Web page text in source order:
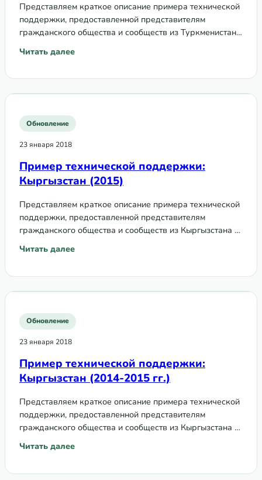
Представляем краткое описание примера технической
поддержки, предоставленной представителям
гражданского общества и сообществ из Туркменистана
в рамках Программы технической поддержки по
вопросам сообществ, прав и гендера в 2016 году.
Читать далее
: Пример технической поддержки: Туркменистан (2016)
Обновление
23 января 2018
Пример технической поддержки:
Кыргызстан (2015)
Представляем краткое описание примера технической
поддержки, предоставленной представителям
гражданского общества и сообществ из Кыргызстана в
рамках Программы технической поддержки по
вопросам сообществ, прав и гендера в 2015 году.
Читать далее
: Пример технической поддержки: Кыргызстан (2015)
Обновление
23 января 2018
Пример технической поддержки:
Кыргызстан (2014-2015 гг.)
Представляем краткое описание примера технической
поддержки, предоставленной представителям
гражданского общества и сообществ из Кыргызстана в
рамках Программы технической поддержки по
вопросам сообществ, прав и гендера в 2014-2015 гг.
Читать далее
: Пример технической поддержки: Кыргызстан (2014-